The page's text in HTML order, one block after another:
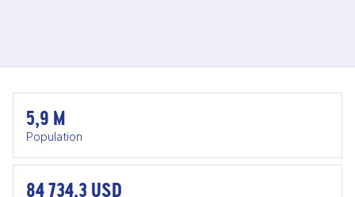
5,9 M
Population
84 734,3 USD